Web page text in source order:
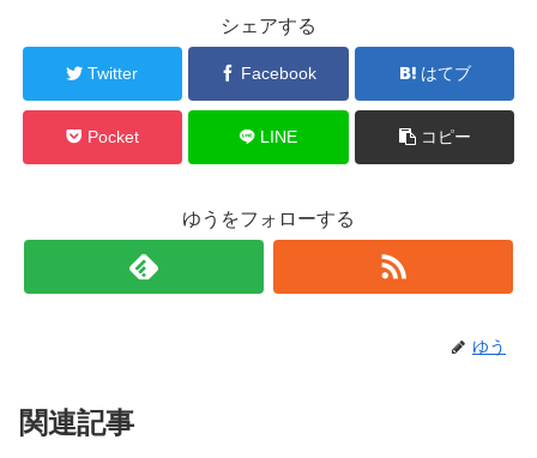
シェアする
Twitter Facebook はてブ
Pocket LINE コピー
ゆうをフォローする
ゆう
関連記事